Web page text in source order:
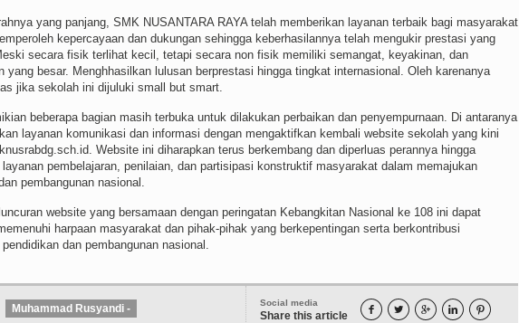
yang panjang, SMK NUSANTARA RAYA telah memberikan layanan terbaik bagi masyarakat
kepercayaan dan dukungan sehingga keberhasilannya telah mengukir prestasi yang
secara fisik terlihat kecil, tetapi secara non fisik memiliki semangat, keyakinan, dan
yang besar. Menghhasilkan lulusan berprestasi hingga tingkat internasional. Oleh karenanya
jika sekolah ini dijuluki small but smart.
beberapa bagian masih terbuka untuk dilakukan perbaikan dan penyempurnaan. Di antaranya
layanan komunikasi dan informasi dengan mengaktifkan kembali website sekolah yang kini
Website ini diharapkan terus berkembang dan diperluas perannya hingga
layanan pembelajaran, penilaian, dan partisipasi konstruktif masyarakat dalam memajukan
pembangunan nasional.
website yang bersamaan dengan peringatan Kebangkitan Nasional ke 108 ini dapat
harpaan masyarakat dan pihak-pihak yang berkepentingan serta berkontribusi
dan pembangunan nasional.
Social media
Share this article     
Muhammad Rusyandi -